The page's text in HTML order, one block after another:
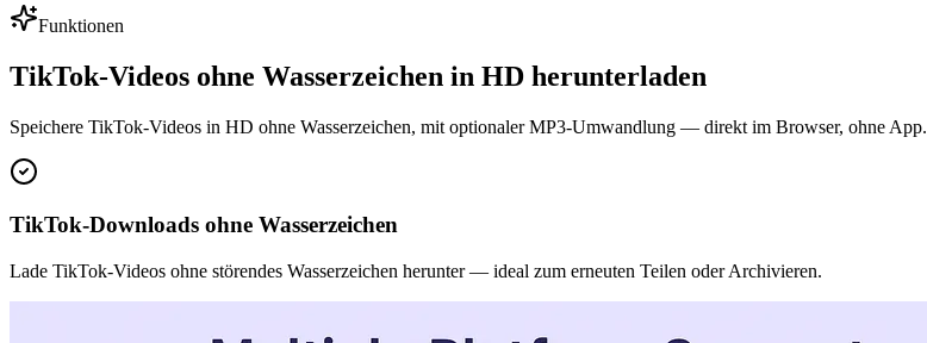
Funktionen
TikTok-Videos ohne Wasserzeichen in HD herunterladen
Speichere TikTok-Videos in HD ohne Wasserzeichen, mit optionaler MP3-Umwandlung — direkt im Browser, ohne App.
TikTok-Downloads ohne Wasserzeichen
Lade TikTok-Videos ohne störendes Wasserzeichen herunter — ideal zum erneuten Teilen oder Archivieren.